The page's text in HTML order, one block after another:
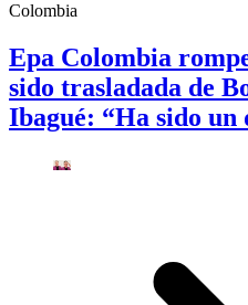
Colombia
Epa Colombia
sido trasladada de
Ibagué: “Ha sido